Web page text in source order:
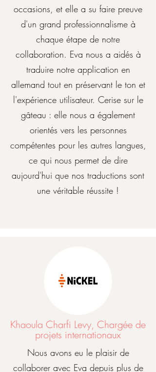
occasions, et elle a su faire preuve
d'un grand professionnalisme à
chaque étape de notre
collaboration. Eva nous a aidés à
traduire notre application en
allemand tout en préservant le ton et
l'expérience utilisateur. Cerise sur le
gâteau : elle nous a également
orientés vers les personnes
compétentes pour les autres langues,
ce qui nous permet de dire
aujourd'hui que nos traductions sont
une véritable réussite !
Khaoula Charfi Levy, Chargée de
projets internationaux
Nous avons eu le plaisir de
collaborer avec Eva depuis plus de